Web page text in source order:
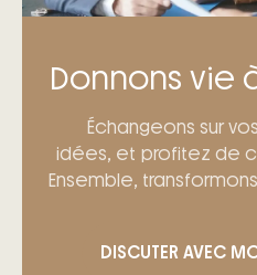
Donnons vie
Échangeons sur
idées, et profitez de
Ensemble,
DISCUTER AVEC